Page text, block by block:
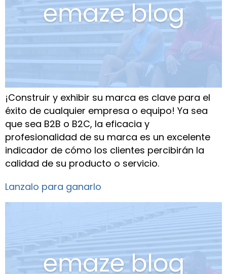
¡Construir y exhibir su marca es clave para el
éxito de cualquier empresa o equipo! Ya sea
que sea B2B o B2C, la eficacia y
profesionalidad de su marca es un excelente
indicador de cómo los clientes percibirán la
calidad de su producto o servicio.
Lanzalo para ganarlo